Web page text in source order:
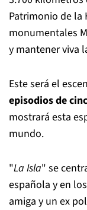
Patrimonio de la
monumentales
y mantener viva
Este será el
episodios de
mostrará esta
mundo.
"La Isla" se
española y en
amiga y un ex